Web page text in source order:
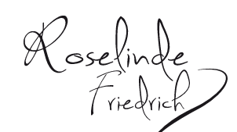
Inhalt
springen